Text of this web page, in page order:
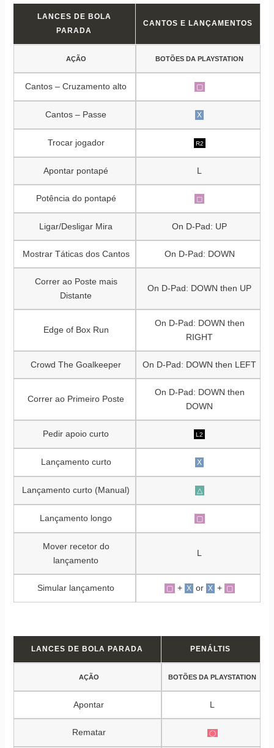
LANCES DE BOLA
PARADA
CANTOS E LANÇAMENTOS
AÇÃO BOTÕES DA PLAYSTATION
Cantos – Cruzamento alto ▢
Cantos – Passe X
Trocar jogador R2
Apontar pontapé L
Potência do pontapé ▢
Ligar/Desligar Mira On D-Pad: UP
Mostrar Táticas dos Cantos On D-Pad: DOWN
Correr ao Poste mais
Distante
On D-Pad: DOWN then UP
Edge of Box Run
On D-Pad: DOWN then
RIGHT
Crowd The Goalkeeper On D-Pad: DOWN then LEFT
Correr ao Primeiro Poste
On D-Pad: DOWN then
DOWN
Pedir apoio curto L2
Lançamento curto X
Lançamento curto (Manual) △
Lançamento longo ▢
Mover recetor do
lançamento
L
Simular lançamento ▢ + X or X + ▢
LANCES DE BOLA PARADA PENÁLTIS
AÇÃO BOTÕES DA PLAYSTATION
Apontar L
Rematar ◯